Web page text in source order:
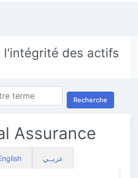
l'intégrité des actifs
Recherche
Assurance
عربــي